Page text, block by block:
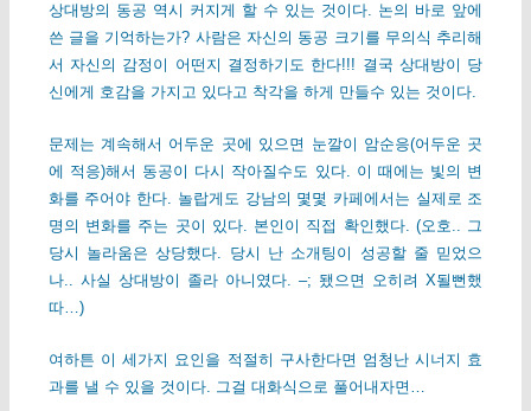
상대방의 동공 역시 커지게 할 수 있는 것이다. 논의 바로 앞에
쓴 글을 기억하는가? 사람은 자신의 동공 크기를 무의식 추리해
서 자신의 감정이 어떤지 결정하기도 한다!!! 결국 상대방이 당
신에게 호감을 가지고 있다고 착각을 하게 만들수 있는 것이다.
문제는 계속해서 어두운 곳에 있으면 눈깔이 암순응(어두운 곳
에 적응)해서 동공이 다시 작아질수도 있다. 이 때에는 빛의 변
화를 주어야 한다. 놀랍게도 강남의 몇몇 카페에서는 실제로 조
명의 변화를 주는 곳이 있다. 본인이 직접 확인했다. (오호.. 그
당시 놀라움은 상당했다. 당시 난 소개팅이 성공할 줄 믿었으
나.. 사실 상대방이 졸라 아니였다. –; 됐으면 오히려 X될뻔했
따…)
여하튼 이 세가지 요인을 적절히 구사한다면 엄청난 시너지 효
과를 낼 수 있을 것이다. 그걸 대화식으로 풀어내자면…